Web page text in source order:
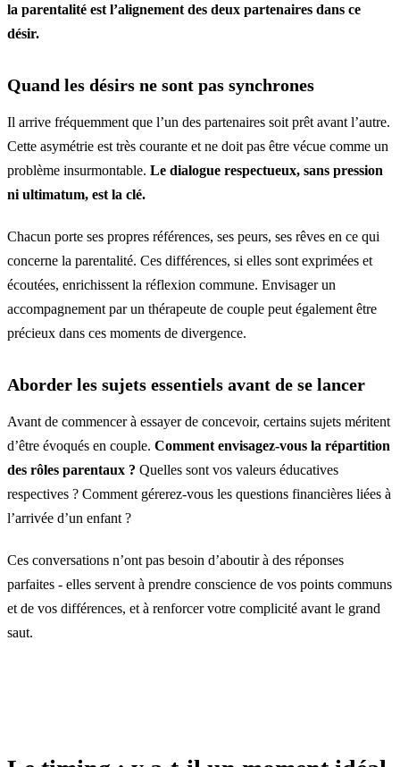
la parentalité est l’alignement des deux partenaires dans ce
désir.
Quand les désirs ne sont pas synchrones
Il arrive fréquemment que l’un des partenaires soit prêt avant l’autre.
Cette asymétrie est très courante et ne doit pas être vécue comme un
problème insurmontable. Le dialogue respectueux, sans pression
ni ultimatum, est la clé.
Chacun porte ses propres références, ses peurs, ses rêves en ce qui
concerne la parentalité. Ces différences, si elles sont exprimées et
écoutées, enrichissent la réflexion commune. Envisager un
accompagnement par un thérapeute de couple peut également être
précieux dans ces moments de divergence.
Aborder les sujets essentiels avant de se lancer
Avant de commencer à essayer de concevoir, certains sujets méritent
d’être évoqués en couple. Comment envisagez-vous la répartition
des rôles parentaux ? Quelles sont vos valeurs éducatives
respectives ? Comment gérerez-vous les questions financières liées à
l’arrivée d’un enfant ?
Ces conversations n’ont pas besoin d’aboutir à des réponses
parfaites - elles servent à prendre conscience de vos points communs
et de vos différences, et à renforcer votre complicité avant le grand
saut.